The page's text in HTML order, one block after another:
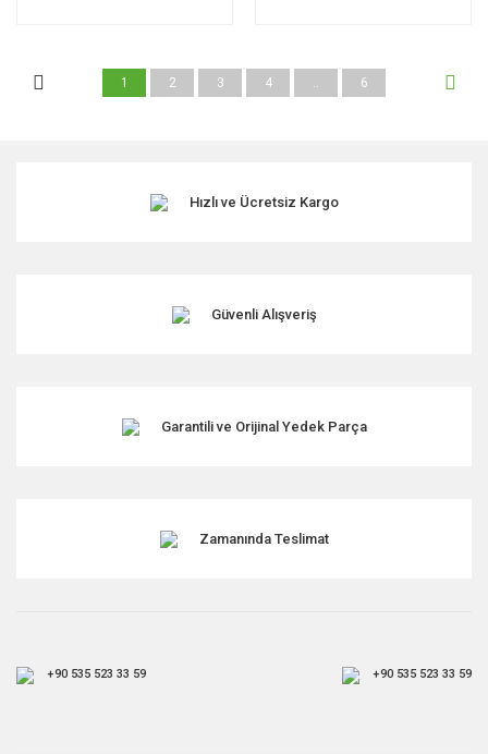
1 2 3 4 6
Hızlı ve Ücretsiz Kargo
Güvenli Alışveriş
Garantili ve Orijinal Yedek Parça
Zamanında Teslimat
+90 535 523 33 59 +90 535 523 33 59